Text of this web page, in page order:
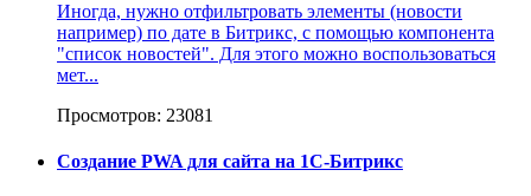
Иногда, нужно отфильтровать элементы (новости
например) по дате в Битрикс, с помощью компонента
"список новостей". Для этого можно воспользоваться
мет...
Просмотров: 23081
Создание PWA для сайта на 1С-Битрикс